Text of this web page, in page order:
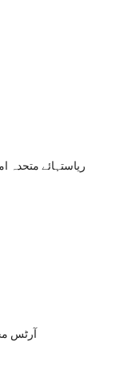
ریاستہائے متحدہ
آرٹس